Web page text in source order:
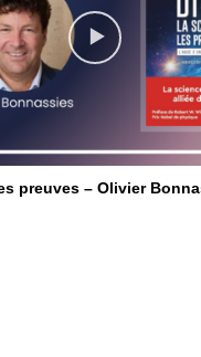
preuves – Olivier